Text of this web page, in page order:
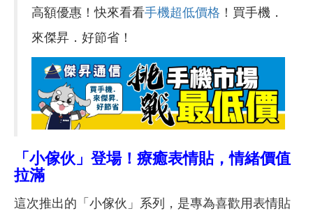
高額優惠！快來看看手機超低價格 ！買手機．
來傑昇．好節省！
「小傢伙」登場！療癒表情貼，情緒價值
拉滿
這次推出的「小傢伙」系列，是專為喜歡用表情貼